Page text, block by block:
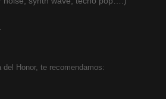
Honor, te recomendamos: